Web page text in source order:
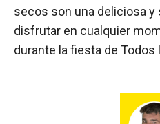
secos son una deliciosa y
disfrutar en cualquier
durante la fiesta de Todos